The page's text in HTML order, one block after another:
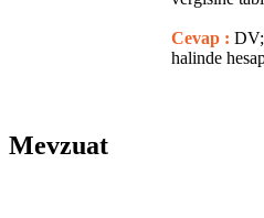
Cevap : DV;
halinde
Mevzuat